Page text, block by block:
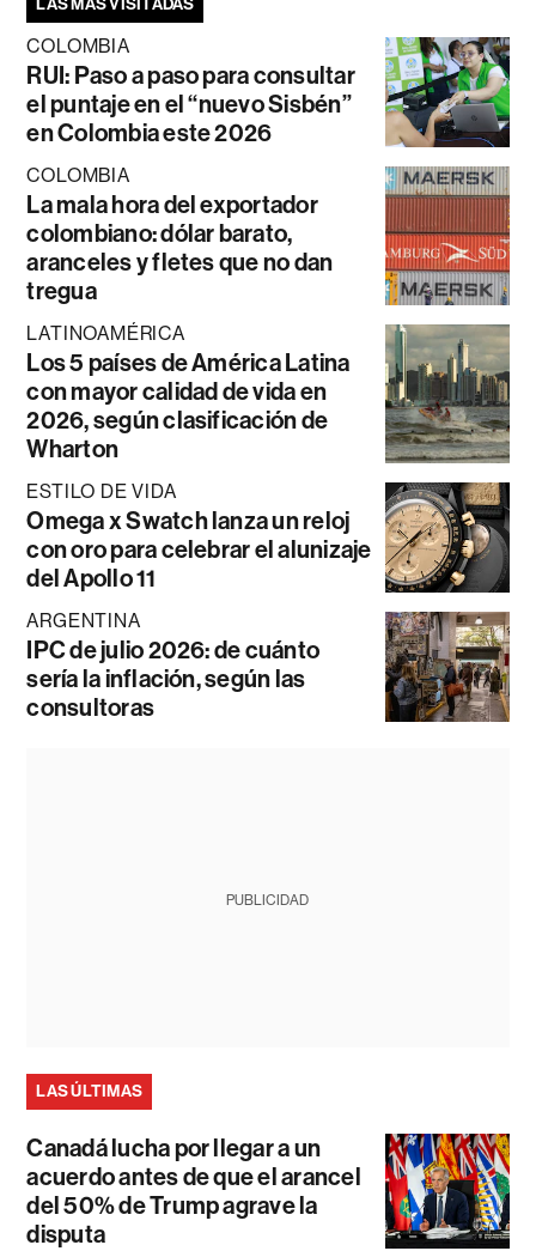
LAS MÁS VISITADAS
COLOMBIA
RUI: Paso a paso para consultar
el puntaje en el “nuevo Sisbén”
en Colombia este 2026
COLOMBIA
La mala hora del exportador
colombiano: dólar barato,
aranceles y fletes que no dan
tregua
LATINOAMÉRICA
Los 5 países de América Latina
con mayor calidad de vida en
2026, según clasificación de
Wharton
ESTILO DE VIDA
Omega x Swatch lanza un reloj
con oro para celebrar el alunizaje
del Apollo 11
ARGENTINA
IPC de julio 2026: de cuánto
sería la inflación, según las
consultoras
PUBLICIDAD
LAS ÚLTIMAS
Canadá lucha por llegar a un
acuerdo antes de que el arancel
del 50% de Trump agrave la
disputa